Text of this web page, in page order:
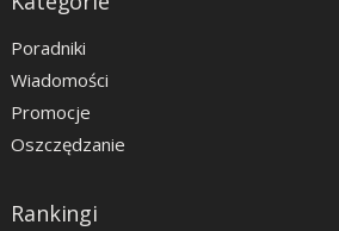
Poradniki
Wiadomości
Promocje
Oszczędzanie
Rankingi